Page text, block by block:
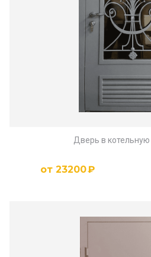
Дверь в котельную
от 23200₽